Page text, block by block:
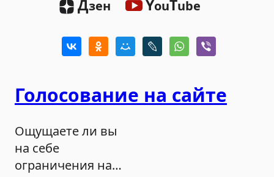
Дзен YouTube
Голосование на сайте
Ощущаете ли вы
на себе
ограничения на